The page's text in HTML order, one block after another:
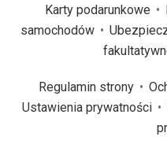
Karty podarunkowe
samochodów
Regulamin strony
Ustawienia prywatności